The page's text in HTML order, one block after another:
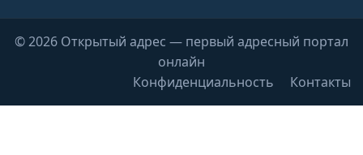
© 2026 Открытый адрес — первый адресный портал
онлайн
Конфиденциальность
Контакты